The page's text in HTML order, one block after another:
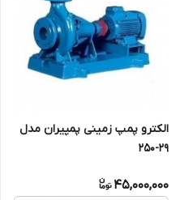
الکترو پمپ زمینی پمپیران مدل
29-250
45,000,000